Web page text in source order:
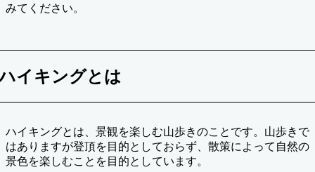
みてください。
イキングとは
ハイキングとは、景観を楽しむ山歩きのことです。山歩きで
はありますが登頂を目的としておらず、散策によって自然の
景色を楽しむことを目的としています。